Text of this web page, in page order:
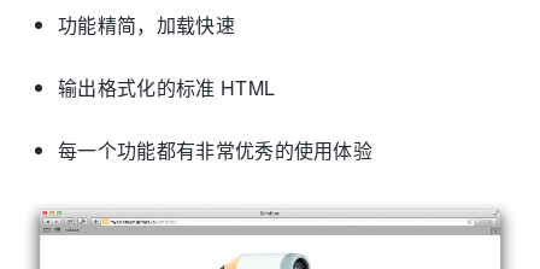
功能精简，加载快速
输出格式化的标准 HTML
每一个功能都有非常优秀的使用体验